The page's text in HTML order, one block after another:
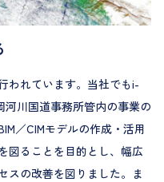
われています。当社でもi-
川国道事務所管内の事業の
／CIMモデルの作成・活用
図ることを目的とし、幅広
スの改善を図りました。ま